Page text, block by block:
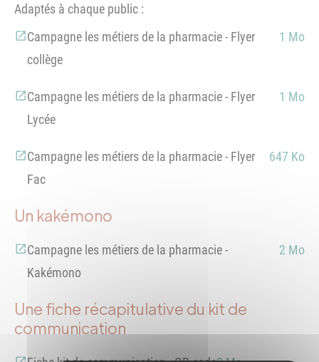
Adaptés à chaque public :
Campagne les métiers de la pharmacie - Flyer
collège
1 Mo
Campagne les métiers de la pharmacie - Flyer
Lycée
1 Mo
Campagne les métiers de la pharmacie - Flyer
Fac
647 Ko
Un kakémono
Campagne les métiers de la pharmacie -
Kakémono
2 Mo
Une fiche récapitulative du kit de
communication